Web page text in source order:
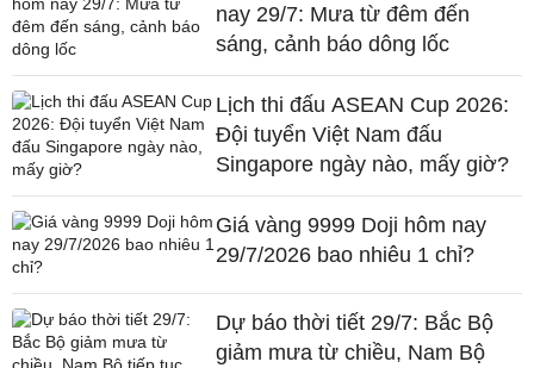
nay 29/7: Mưa từ đêm đến
sáng, cảnh báo dông lốc
Lịch thi đấu ASEAN Cup 2026:
Đội tuyển Việt Nam đấu
Singapore ngày nào, mấy giờ?
Giá vàng 9999 Doji hôm nay
29/7/2026 bao nhiêu 1 chỉ?
Dự báo thời tiết 29/7: Bắc Bộ
giảm mưa từ chiều, Nam Bộ